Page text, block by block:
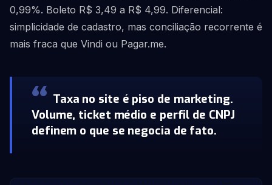
0,99%. Boleto R$ 3,49 a R$ 4,99. Diferencial:
simplicidade de cadastro, mas conciliação recorrente é
mais fraca que Vindi ou Pagar.me.
Taxa no site é piso de marketing.
Volume, ticket médio e perfil de CNPJ
definem o que se negocia de fato.